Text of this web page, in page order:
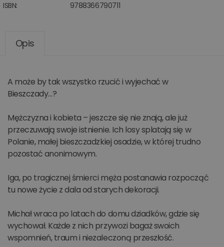
ISBN:
9788366790711
Opis
A może by tak wszystko rzucić i wyjechać w
Bieszczady…?
Mężczyzna i kobieta – jeszcze się nie znają, ale już
przeczuwają swoje istnienie. Ich losy splatają się w
Polanie, małej bieszczadzkiej osadzie, w której trudno
pozostać anonimowym.
Iga, po tragicznej śmierci męża postanawia rozpocząć
tu nowe życie z dala od starych dekoracji.
Michał wraca po latach do domu dziadków, gdzie się
wychował. Każde z nich przywozi bagaż swoich
wspomnień, traum i niezaleczoną przeszłość.